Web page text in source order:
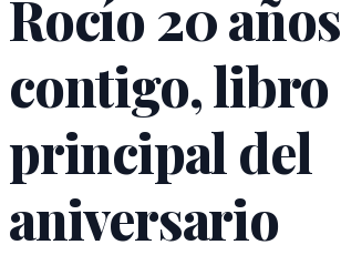
Rocío 20 años
contigo, libro
principal del
aniversario